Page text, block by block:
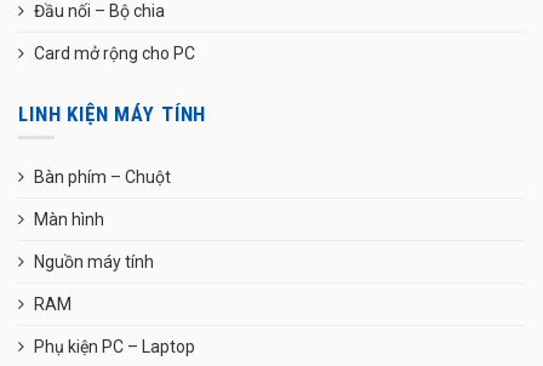
Đầu nối – Bộ chia
Card mở rộng cho PC
LINH KIỆN MÁY TÍNH
Bàn phím – Chuột
Màn hình
Nguồn máy tính
RAM
Phụ kiện PC – Laptop